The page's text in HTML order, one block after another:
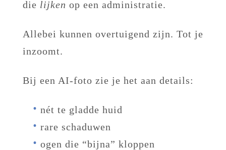
die lijken op een administratie.
Allebei kunnen overtuigend zijn. Tot je
inzoomt.
Bij een AI-foto zie je het aan details:
nét te gladde huid
rare schaduwen
ogen die “bijna” kloppen